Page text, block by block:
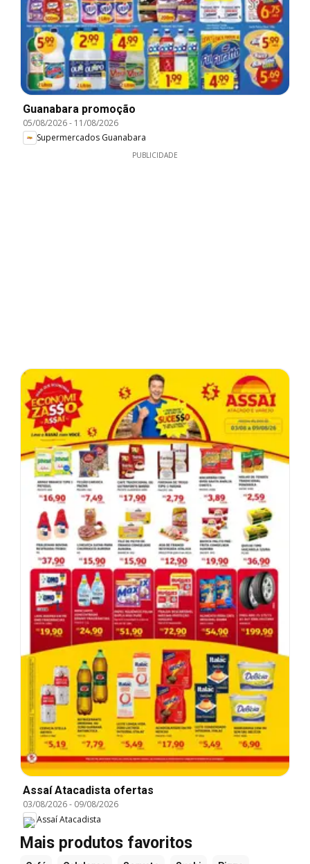
Guanabara promoção
05/08/2026- 11/08/2026
Supermercados Guanabara
PUBLICIDADE
Assaí Atacadista ofertas
03/08/2026- 09/08/2026
Assaí Atacadista
Mais produtos favoritos